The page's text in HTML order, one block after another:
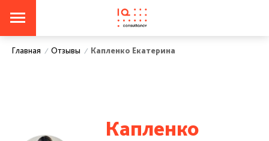
Главная / Отзывы / Капленко Екатерина
Капленко